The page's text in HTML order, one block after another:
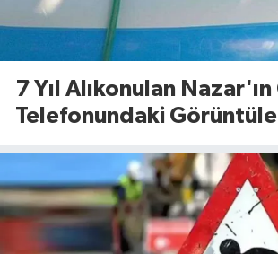
7 Yıl Alıkonulan Nazar'ın
Telefonundaki